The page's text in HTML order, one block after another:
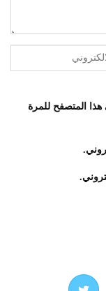
المتصفح للمرة